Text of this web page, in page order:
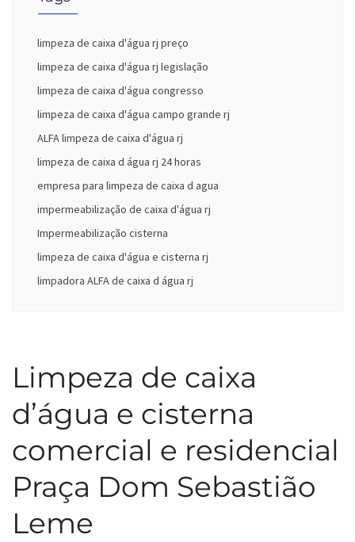
limpeza de caixa d'água rj preço
limpeza de caixa d'água rj legislação
limpeza de caixa d'água congresso
limpeza de caixa d'água campo grande rj
ALFA limpeza de caixa d'água rj
limpeza de caixa d água rj 24 horas
empresa para limpeza de caixa d agua
impermeabilização de caixa d'água rj
Impermeabilização cisterna
limpeza de caixa d'água e cisterna rj
limpadora ALFA de caixa d água rj
Limpeza de caixa
d’água e cisterna
comercial e residencial
Praça Dom Sebastião
Leme